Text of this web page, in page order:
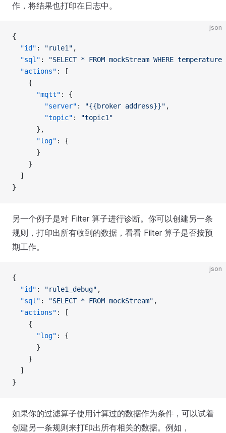
作，将结果也打印在日志中。
json
{
  "id"
: "rule1" ,
  "sql"
:
"SELECT * FROM mockStream WHERE
  "actions"
: [
    {
      "mqtt"
: {
        "server"
: "{{broker address}}" ,
        "topic"
:
"topic1"
      },
      "log"
: {
      }
    }
  ]
}
另一个例子是对 Filter 算子进行诊断。你可以创建另一条
规则，打印出所有收到的数据，看看 Filter 算子是否按预
期工作。
json
{
  "id"
: "rule1_debug" ,
  "sql"
: "SELECT * FROM mockStream" ,
  "actions"
: [
    {
      "log"
: {
      }
    }
  ]
}
如果你的过滤算子使用计算过的数据作为条件，可以试着
创建另一条规则来打印出所有相关的数据。例如，